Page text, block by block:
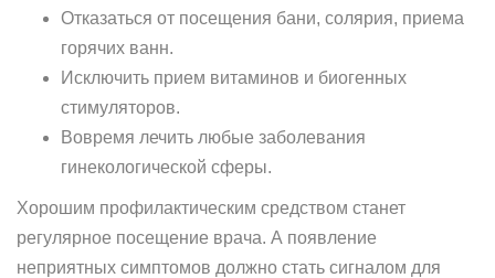
Отказаться от посещения бани, солярия, приема
горячих ванн.
Исключить прием витаминов и биогенных
стимуляторов.
Вовремя лечить любые заболевания
гинекологической сферы.
Хорошим профилактическим средством станет
регулярное посещение врача. А появление
неприятных симптомов должно стать сигналом для